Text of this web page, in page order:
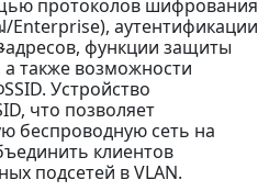
протоколов шифрования
Enterprise), аутентификации
адресов, функции защиты
также возможности
Устройство
что позволяет
беспроводную сеть на
клиентов
подсетей в VLAN.